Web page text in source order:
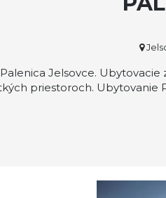
Jelsovce.
priestoroch. Ubytovanie